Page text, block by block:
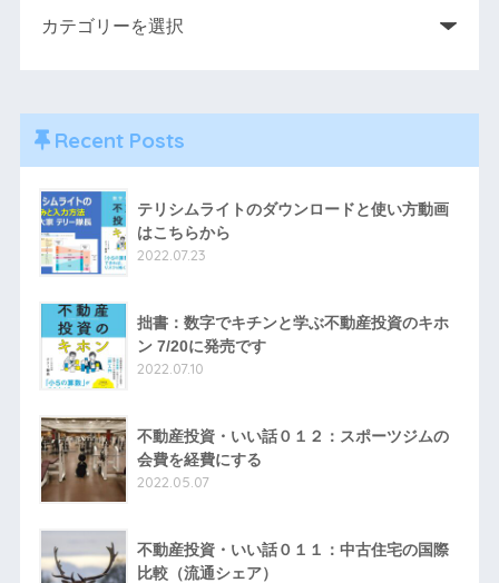
Recent Posts
テリシムライトのダウンロードと使い方動画
はこちらから
2022.07.23
拙書：数字でキチンと学ぶ不動産投資のキホ
ン 7/20に発売です
2022.07.10
不動産投資・いい話０１２：スポーツジムの
会費を経費にする
2022.05.07
不動産投資・いい話０１１：中古住宅の国際
比較（流通シェア）